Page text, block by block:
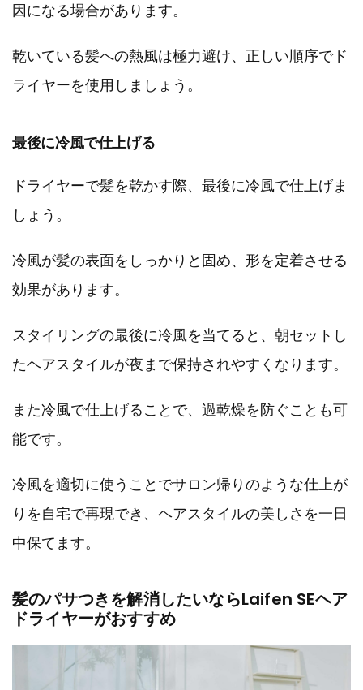
因になる場合があります。
乾いている髪への熱風は極力避け、正しい順序でド
ライヤーを使用しましょう。
最後に冷風で仕上げる
ドライヤーで髪を乾かす際、最後に冷風で仕上げま
しょう。
冷風が髪の表面をしっかりと固め、形を定着させる
効果があります。
スタイリングの最後に冷風を当てると、朝セットし
たヘアスタイルが夜まで保持されやすくなります。
また冷風で仕上げることで、過乾燥を防ぐことも可
能です。
冷風を適切に使うことでサロン帰りのような仕上が
りを自宅で再現でき、ヘアスタイルの美しさを一日
中保てます。
髪のパサつきを解消したいならLaifen SEヘア
ドライヤーがおすすめ